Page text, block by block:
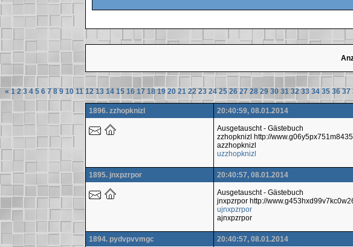
« 1 2 3 4 5 6 7 8 9 10 11 12 13 14 15 16 17 18 19 20 21 22 23 24 25 26 27 28 29 30 31 32 33 34 35 36 37
1896. zzhopknizl 20:40:59, 08.01.2014
Ausgetauscht - Gästebuch
zzhopknizl http://
azzhopknizl
uzzhopknizl
1895. jnxpzrpor 20:40:57, 08.01.2014
Ausgetauscht - Gästebuch
jnxpzrpor http://
ujnxpzrpor
ajnxpzrpor
1894. pydvpvvmgc 20:40:57, 08.01.2014